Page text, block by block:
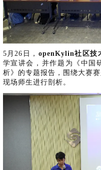
h
a
（
8
6
）
更
多
架
构
版
本
品
牌
指
南
台
成
长
体
系
测
用
户
组
活
动
活
动
开
放
原
子
大
赛
G
大
会
回
顾
平
台
持
续
成
平
台
第
三
方
开
源
组
件
库
安
全
漏
洞
公
告
与
反
贡
献
协
议
隐
私
政
策
声
明
法
律
声
明
5月26日， openKylin社区技
学宣讲会，并作题为《中国
析》的专题报告，围绕大赛
现场师生进行剖析。